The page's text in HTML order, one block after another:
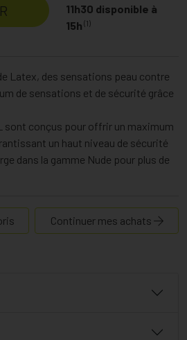
11h30 disponible à
15h (1)
Latex, des sensations peau contre
de sensations et de sécurité grâce
sont conçus pour offrir un maximum
un haut niveau de sécurité
dans la gamme Nude pour plus de
Continuer mes achats